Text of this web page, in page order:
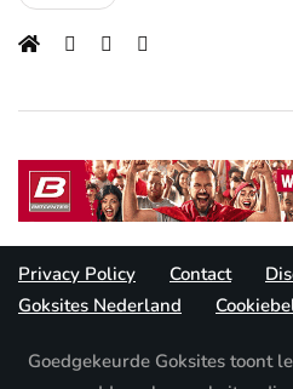
Privacy Policy Contact
Goksites Nederland
Goedgekeurde Goksites toont